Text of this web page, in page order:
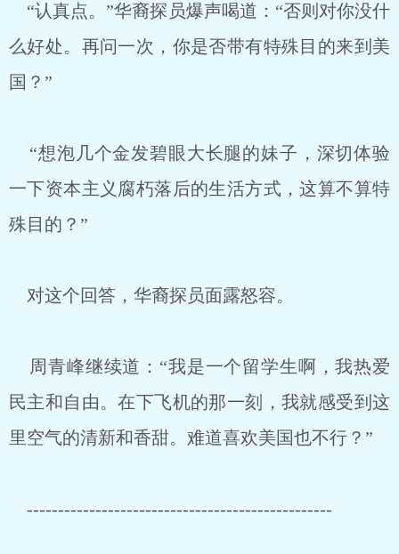
“认真点。”华裔探员爆声喝道：“否则对你没什
么好处。再问一次，你是否带有特殊目的来到美
国？”
“想泡几个金发碧眼大长腿的妹子，深切体验
一下资本主义腐朽落后的生活方式，这算不算特
殊目的？”
对这个回答，华裔探员面露怒容。
周青峰继续道：“我是一个留学生啊，我热爱
民主和自由。在下飞机的那一刻，我就感受到这
里空气的清新和香甜。难道喜欢美国也不行？”
-------------------------------------------------